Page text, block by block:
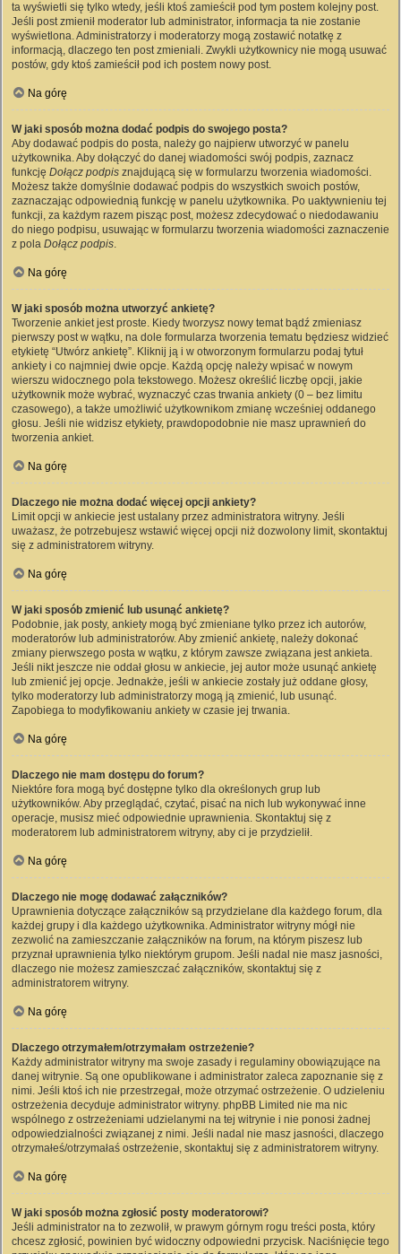
ta wyświetli się tylko wtedy, jeśli ktoś zamieścił pod tym postem kolejny post.
Jeśli post zmienił moderator lub administrator, informacja ta nie zostanie
wyświetlona. Administratorzy i moderatorzy mogą zostawić notatkę z
informacją, dlaczego ten post zmieniali. Zwykli użytkownicy nie mogą usuwać
postów, gdy ktoś zamieścił pod ich postem nowy post.
Na górę
W jaki sposób można dodać podpis do swojego posta?
Aby dodawać podpis do posta, należy go najpierw utworzyć w panelu
użytkownika. Aby dołączyć do danej wiadomości swój podpis, zaznacz
funkcję Dołącz podpis znajdującą się w formularzu tworzenia wiadomości.
Możesz także domyślnie dodawać podpis do wszystkich swoich postów,
zaznaczając odpowiednią funkcję w panelu użytkownika. Po uaktywnieniu tej
funkcji, za każdym razem pisząc post, możesz zdecydować o niedodawaniu
do niego podpisu, usuwając w formularzu tworzenia wiadomości zaznaczenie
z pola Dołącz podpis.
Na górę
W jaki sposób można utworzyć ankietę?
Tworzenie ankiet jest proste. Kiedy tworzysz nowy temat bądź zmieniasz
pierwszy post w wątku, na dole formularza tworzenia tematu będziesz widzieć
etykietę “Utwórz ankietę”. Kliknij ją i w otworzonym formularzu podaj tytuł
ankiety i co najmniej dwie opcje. Każdą opcję należy wpisać w nowym
wierszu widocznego pola tekstowego. Możesz określić liczbę opcji, jakie
użytkownik może wybrać, wyznaczyć czas trwania ankiety (0 – bez limitu
czasowego), a także umożliwić użytkownikom zmianę wcześniej oddanego
głosu. Jeśli nie widzisz etykiety, prawdopodobnie nie masz uprawnień do
tworzenia ankiet.
Na górę
Dlaczego nie można dodać więcej opcji ankiety?
Limit opcji w ankiecie jest ustalany przez administratora witryny. Jeśli
uważasz, że potrzebujesz wstawić więcej opcji niż dozwolony limit, skontaktuj
się z administratorem witryny.
Na górę
W jaki sposób zmienić lub usunąć ankietę?
Podobnie, jak posty, ankiety mogą być zmieniane tylko przez ich autorów,
moderatorów lub administratorów. Aby zmienić ankietę, należy dokonać
zmiany pierwszego posta w wątku, z którym zawsze związana jest ankieta.
Jeśli nikt jeszcze nie oddał głosu w ankiecie, jej autor może usunąć ankietę
lub zmienić jej opcje. Jednakże, jeśli w ankiecie zostały już oddane głosy,
tylko moderatorzy lub administratorzy mogą ją zmienić, lub usunąć.
Zapobiega to modyfikowaniu ankiety w czasie jej trwania.
Na górę
Dlaczego nie mam dostępu do forum?
Niektóre fora mogą być dostępne tylko dla określonych grup lub
użytkowników. Aby przeglądać, czytać, pisać na nich lub wykonywać inne
operacje, musisz mieć odpowiednie uprawnienia. Skontaktuj się z
moderatorem lub administratorem witryny, aby ci je przydzielił.
Na górę
Dlaczego nie mogę dodawać załączników?
Uprawnienia dotyczące załączników są przydzielane dla każdego forum, dla
każdej grupy i dla każdego użytkownika. Administrator witryny mógł nie
zezwolić na zamieszczanie załączników na forum, na którym piszesz lub
przyznał uprawnienia tylko niektórym grupom. Jeśli nadal nie masz jasności,
dlaczego nie możesz zamieszczać załączników, skontaktuj się z
administratorem witryny.
Na górę
Dlaczego otrzymałem/otrzymałam ostrzeżenie?
Każdy administrator witryny ma swoje zasady i regulaminy obowiązujące na
danej witrynie. Są one opublikowane i administrator zaleca zapoznanie się z
nimi. Jeśli ktoś ich nie przestrzegał, może otrzymać ostrzeżenie. O udzieleniu
ostrzeżenia decyduje administrator witryny. phpBB Limited nie ma nic
wspólnego z ostrzeżeniami udzielanymi na tej witrynie i nie ponosi żadnej
odpowiedzialności związanej z nimi. Jeśli nadal nie masz jasności, dlaczego
otrzymałeś/otrzymałaś ostrzeżenie, skontaktuj się z administratorem witryny.
Na górę
W jaki sposób można zgłosić posty moderatorowi?
Jeśli administrator na to zezwolił, w prawym górnym rogu treści posta, który
chcesz zgłosić, powinien być widoczny odpowiedni przycisk. Naciśnięcie tego